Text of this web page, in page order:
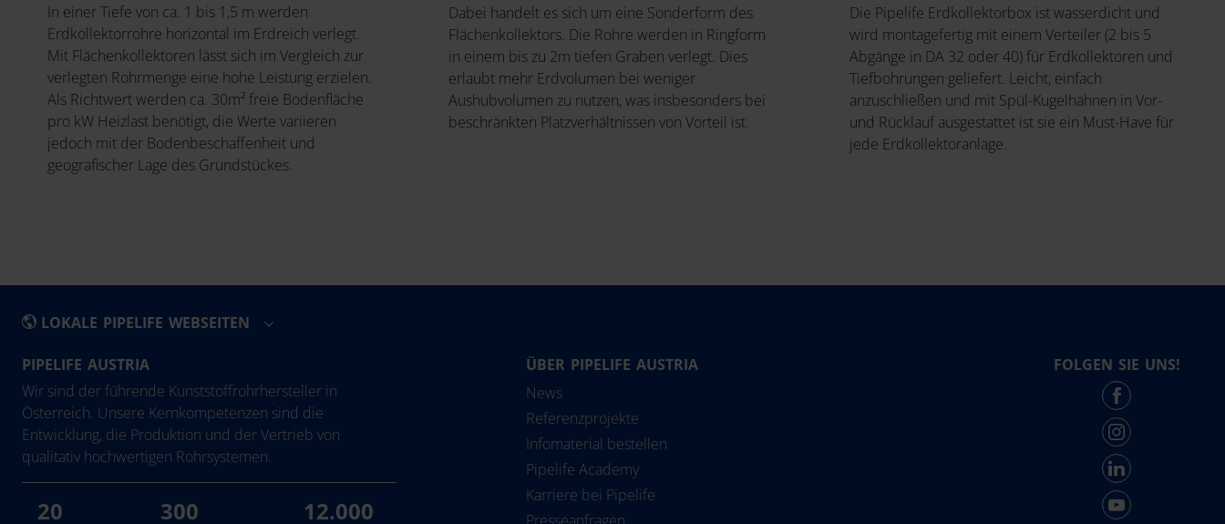
In einer Tiefe von ca. 1 bis 1,5 m werden
Erdkollektorrohre horizontal im Erdreich verlegt.
Mit Flächenkollektoren lässt sich im Vergleich zur
verlegten Rohrmenge eine hohe Leistung erzielen.
Als Richtwert werden ca. 30m² freie Bodenfläche
pro kW Heizlast benötigt, die Werte variieren
jedoch mit der Bodenbeschaffenheit und
geografischer Lage des Grundstückes.
Dabei handelt es sich um eine Sonderform des
Flächenkollektors. Die Rohre werden in Ringform
in einem bis zu 2m tiefen Graben verlegt. Dies
erlaubt mehr Erdvolumen bei weniger
Aushubvolumen zu nutzen, was insbesonders bei
beschränkten Platzverhältnissen von Vorteil ist.
Die Pipelife Erdkollektorbox ist wasserdicht und
wird montagefertig mit einem Verteiler (2 bis 5
Abgänge in DA 32 oder 40) für Erdkollektoren und
Tiefbohrungen geliefert. Leicht, einfach
anzuschließen und mit Spül-Kugelhähnen in Vor-
und Rücklauf ausgestattet ist sie ein Must-Have für
jede Erdkollektoranlage.
LOKALE PIPELIFE WEBSEITEN
België - Nederlands
Belgique - Français
Bosna i Hercegovina
България
Eesti
Ελλάδα
Hrvatska
Ireland
Suomi
Sverige
Türkiye
United Kingdom
PIPELIFE AUSTRIA
Wir sind der führende Kunststoffrohrhersteller in
Österreich. Unsere Kernkompetenzen sind die
Entwicklung, die Produktion und der Vertrieb von
qualitativ hochwertigen Rohrsystemen.
20 300 12.000
ÜBER PIPELIFE AUSTRIA
News
Referenzprojekte
Infomaterial bestellen
Pipelife Academy
Karriere bei Pipelife
FOLGEN SIE UNS!